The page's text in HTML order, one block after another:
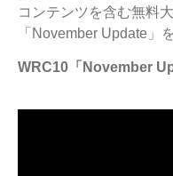
コンテンツを含む無料
「November Update」
WRC10「November